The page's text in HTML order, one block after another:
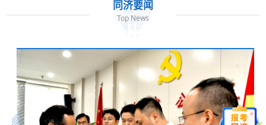
同济要闻
Top News